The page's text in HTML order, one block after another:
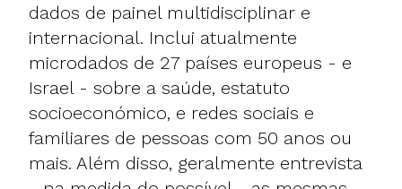
dados de painel multidisciplinar e
internacional. Inclui atualmente
microdados de 27 países europeus - e
Israel - sobre a saúde, estatuto
socioeconómico, e redes sociais e
familiares de pessoas com 50 anos ou
mais. Além disso, geralmente entrevista